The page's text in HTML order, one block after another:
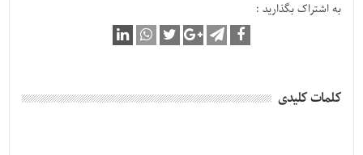
به اشتراک بگذارید :
کلمات کلیدی